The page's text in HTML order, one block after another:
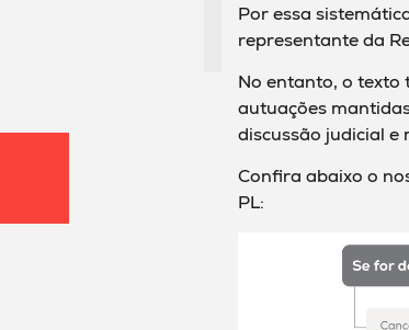
Por essa
representante da
No entanto, o texto
autuações
discussão judicial
Confira abaixo o
PL: